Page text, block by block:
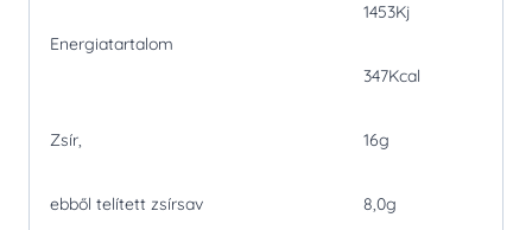
Energiatartalom
1453Kj
347Kcal
Zsír, 16g
ebből telített zsírsav 8,0g